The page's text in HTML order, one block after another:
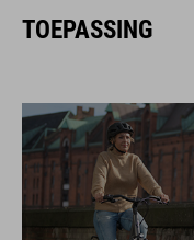
TOEPASSING